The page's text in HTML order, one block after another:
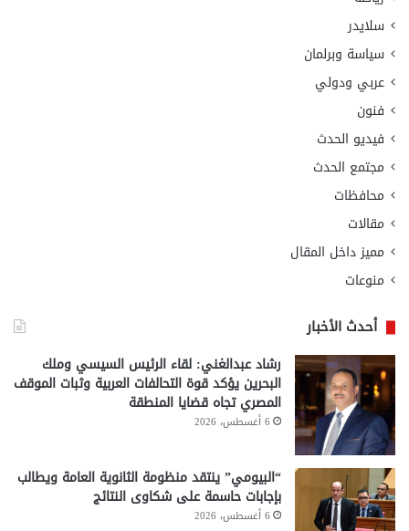
سلايدر
سياسة وبرلمان
عربي ودولي
فنون
فيديو الحدث
مجتمع الحدث
محافظات
مقالات
مميز داخل المقال
منوعات
أحدث الأخبار
رشاد عبدالغني: لقاء الرئيس السيسي وملك
البحرين يؤكد قوة التحالفات العربية وثبات الموقف
المصري تجاه قضايا المنطقة
6 أغسطس، 2026
“البيومي” ينتقد منظومة الثانوية العامة ويطالب
بإجابات حاسمة على شكاوى النتائج
6 أغسطس، 2026